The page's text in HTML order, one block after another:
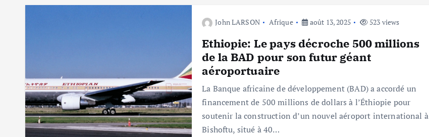
John LARSON Afrique août 13, 2025 523 views
Ethiopie: Le pays décroche 500 millions
de la BAD pour son futur géant
aéroportuaire
La Banque africaine de développement (BAD) a accordé un
financement de 500 millions de dollars à l’Éthiopie pour
soutenir la construction d’un nouvel aéroport international à
Bishoftu, situé à 40…